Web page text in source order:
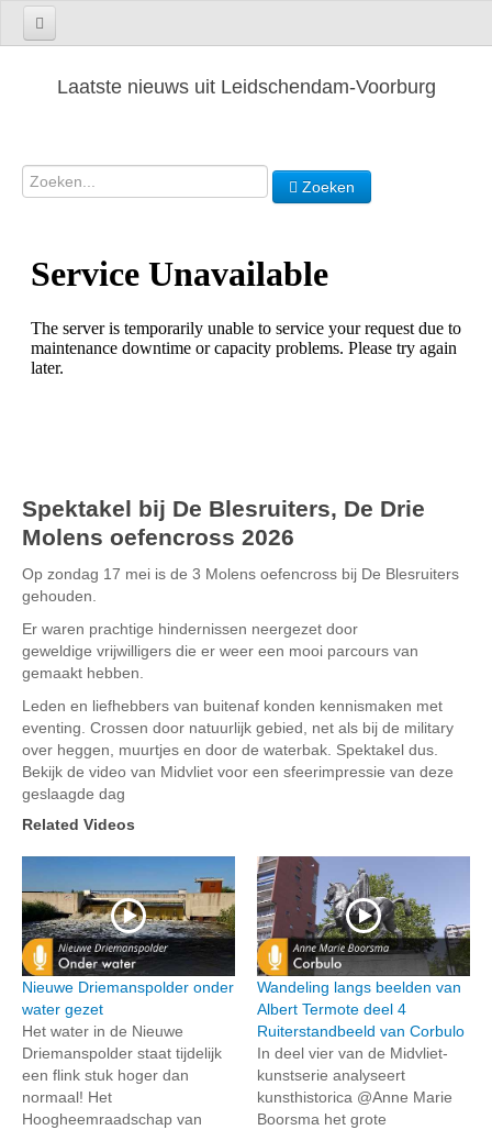
Laatste nieuws uit Leidschendam-Voorburg
Zoeken
Spektakel bij De Blesruiters, De Drie
Molens oefencross 2026
Op zondag 17 mei is de 3 Molens oefencross bij De Blesruiters
gehouden.
Er waren prachtige hindernissen neergezet door
geweldige vrijwilligers die er weer een mooi parcours van
gemaakt hebben.
Leden en liefhebbers van buitenaf konden kennismaken met
eventing. Crossen door natuurlijk gebied, net als bij de military
over heggen, muurtjes en door de waterbak. Spektakel dus.
Bekijk de video van Midvliet voor een sfeerimpressie van deze
geslaagde dag
Related Videos
Nieuwe Driemanspolder onder
water gezet
Het water in de Nieuwe
Driemanspolder staat tijdelijk
een flink stuk hoger dan
normaal! Het
Hoogheemraadschap van
Wandeling langs beelden van
Albert Termote deel 4
Ruiterstandbeeld van Corbulo
In deel vier van de Midvliet-
kunstserie analyseert
kunsthistorica @Anne Marie
Boorsma het grote